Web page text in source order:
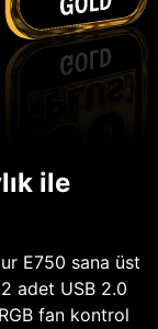
ile
E750 sana üst
adet USB 2.0
fan kontrol